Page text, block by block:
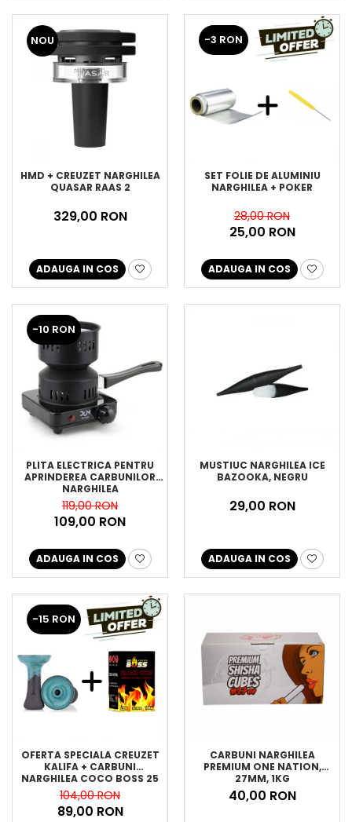
NOU
HMD + CREUZET NARGHILEA
QUASAR RAAS 2
329,00 RON
ADAUGA IN COS
-3 RON
SET FOLIE DE ALUMINIU
NARGHILEA + POKER
28,00 RON
25,00 RON
ADAUGA IN COS
-10 RON
PLITA ELECTRICA PENTRU
APRINDEREA CARBUNILOR
NARGHILEA
119,00 RON
109,00 RON
ADAUGA IN COS
MUSTIUC NARGHILEA ICE
BAZOOKA, NEGRU
29,00 RON
ADAUGA IN COS
-15 RON
OFERTA SPECIALA CREUZET
KALIFA + CARBUNI
NARGHILEA COCO BOSS 25
104,00 RON
89,00 RON
CARBUNI NARGHILEA
PREMIUM ONE NATION,
27MM, 1KG
40,00 RON